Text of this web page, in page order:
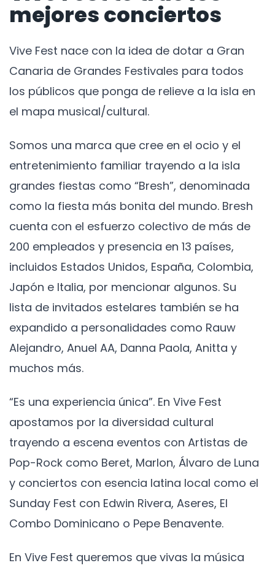
mejores conciertos
Vive Fest nace con la idea de dotar a Gran
Canaria de Grandes Festivales para todos
los públicos que ponga de relieve a la isla en
el mapa musical/cultural.
Somos una marca que cree en el ocio y el
entretenimiento familiar trayendo a la isla
grandes fiestas como “Bresh”, denominada
como la fiesta más bonita del mundo. Bresh
cuenta con el esfuerzo colectivo de más de
200 empleados y presencia en 13 países,
incluidos Estados Unidos, España, Colombia,
Japón e Italia, por mencionar algunos. Su
lista de invitados estelares también se ha
expandido a personalidades como Rauw
Alejandro, Anuel AA, Danna Paola, Anitta y
muchos más.
“Es una experiencia única”. En Vive Fest
apostamos por la diversidad cultural
trayendo a escena eventos con Artistas de
Pop-Rock como Beret, Marlon, Álvaro de Luna
y conciertos con esencia latina local como el
Sunday Fest con Edwin Rivera, Aseres, El
Combo Dominicano o Pepe Benavente.
En Vive Fest queremos que vivas la música